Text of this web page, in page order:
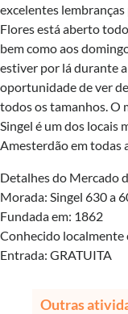
excelentes
Flores está aberto
bem como aos
estiver por lá durante
oportunidade de ver
todos os tamanhos. O
Singel é um dos locais
Amesterdão em todas
Detalhes do Mercado
Morada: Singel 630 a
Fundada em: 1862
Conhecido
Entrada: GRATUITA
Outras